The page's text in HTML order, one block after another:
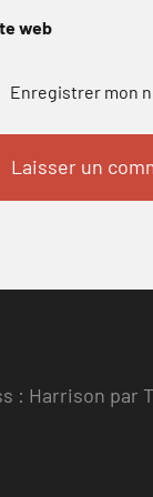
web
Enregistrer mon
: Harrison par